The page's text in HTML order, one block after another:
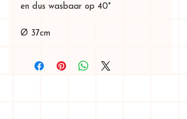
en dus wasbaar op 40°
Ø 37cm